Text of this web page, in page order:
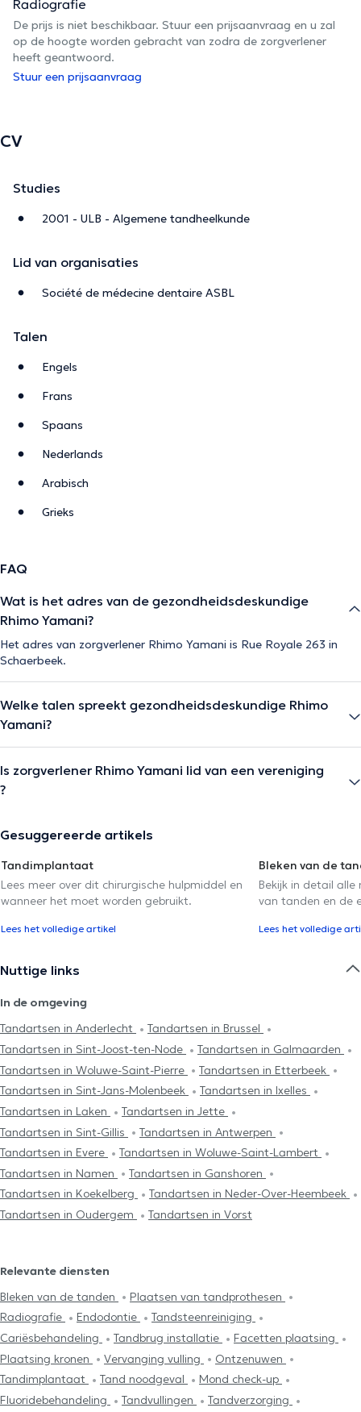
Radiografie
De prijs is niet beschikbaar. Stuur een prijsaanvraag en u zal
op de hoogte worden gebracht van zodra de zorgverlener
heeft geantwoord.
Stuur een prijsaanvraag
CV
Studies
2001 - ULB - Algemene tandheelkunde
Lid van organisaties
Société de médecine dentaire ASBL
Talen
Engels
Frans
Spaans
Nederlands
Arabisch
Grieks
FAQ
Wat is het adres van de gezondheidsdeskundige
Rhimo Yamani?
Het adres van zorgverlener Rhimo Yamani is Rue Royale 263 in
Schaerbeek.
Welke talen spreekt gezondheidsdeskundige Rhimo
Yamani?
Is zorgverlener Rhimo Yamani lid van een vereniging
?
Gesuggereerde artikels
Tandimplantaat
Lees meer over dit chirurgische hulpmiddel en
wanneer het moet worden gebruikt.
Lees het volledige artikel
Bleken van de
Bekijk in detail
van tanden en de
Lees het volledige
Nuttige links
In de omgeving
Tandartsen in Anderlecht
Tandartsen in Brussel
Tandartsen in Sint-Joost-ten-Node
Tandartsen in Galmaarden
Tandartsen in Woluwe-Saint-Pierre
Tandartsen in Etterbeek
Tandartsen in Sint-Jans-Molenbeek
Tandartsen in Ixelles
Tandartsen in Laken
Tandartsen in Jette
Tandartsen in Sint-Gillis
Tandartsen in Antwerpen
Tandartsen in Evere
Tandartsen in Woluwe-Saint-Lambert
Tandartsen in Namen
Tandartsen in Ganshoren
Tandartsen in Koekelberg
Tandartsen in Neder-Over-Heembeek
Tandartsen in Oudergem
Tandartsen in Vorst
Relevante diensten
Bleken van de tanden
Plaatsen van tandprothesen
Radiografie
Endodontie
Tandsteenreiniging
Cariësbehandeling
Tandbrug installatie
Facetten plaatsing
Plaatsing kronen
Vervanging vulling
Ontzenuwen
Tandimplantaat
Tand noodgeval
Mond check-up
Fluoridebehandeling
Tandvullingen
Tandverzorging